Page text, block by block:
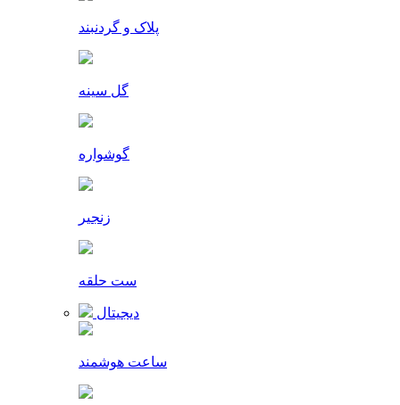
پلاک و گردنبند
گل سینه
گوشواره
زنجیر
ست حلقه
دیجیتال
ساعت هوشمند